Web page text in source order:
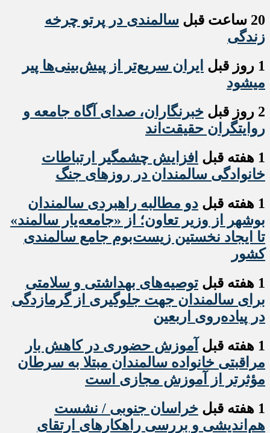
20 ساعت قبل
سالمندی در پرتو چرخه
زندگی
1 روز قبل
ایران سریع‌تر از پیش‌بینی‌ها پیر
میشود
2 روز قبل
خبرنگاران، صدای آگاه جامعه و
روایتگران حقیقت‌اند
1 هفته قبل
افزایش چشمگیر ارتباطات
خانوادگی سالمندان در روزهای جنگ
1 هفته قبل
دو مطالبه راهبردی سالمندان
بوشهر از وزیر تعاون؛ از «جامعه‌یار سالمند»
تا ایجاد نخستین زیست‌بوم جامع سالمندی
کشور
1 هفته قبل
️توصیه‌های بهداشتی و سلامتی
برای سالمندان جهت جلوگیری از گرمازدگی
در پیاده‌روی اربعین
1 هفته قبل
آموزش حضوری در کاهش بار
مراقبتی خانواده سالمندان مبتلا به سرطان
مؤثرتر از آموزش مجازی است
1 هفته قبل
خراسان جنوبی / نشست
هم‌اندیشی و بررسی راهکارهای ارتقای